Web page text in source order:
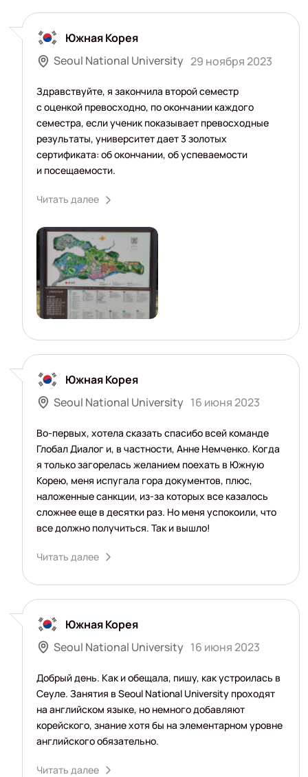
Южная Корея
Seoul National University 29 ноября 2023
Здравствуйте, я закончила второй семестр
с оценкой превосходно, по окончании каждого
семестра, если ученик показывает превосходные
результаты, университет дает 3 золотых
сертификата: об окончании, об успеваемости
и посещаемости.
Читать далее
Южная Корея
Seoul National University 16 июня 2023
Во-первых, хотела сказать спасибо всей команде
Глобал Диалог и, в частности, Анне Немченко. Когда
я только загорелась желанием поехать в Южную
Корею, меня испугала гора документов, плюс,
наложенные санкции, из-за которых все казалось
сложнее еще в десятки раз. Но меня успокоили, что
все должно получиться. Так и вышло!
Читать далее
Южная Корея
Seoul National University 16 июня 2023
Добрый день. Как и обещала, пишу, как устроилась в
Сеуле. Занятия в Seoul National University проходят
на английском языке, но немного добавляют
корейского, знание хотя бы на элементарном уровне
английского обязательно.
Читать далее